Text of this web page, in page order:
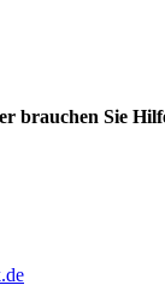
brauchen Sie